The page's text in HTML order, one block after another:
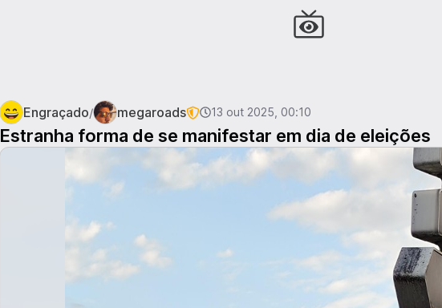
Engraçado/ megaroads 13 out 2025, 00:10
Estranha forma de se manifestar em dia de eleições